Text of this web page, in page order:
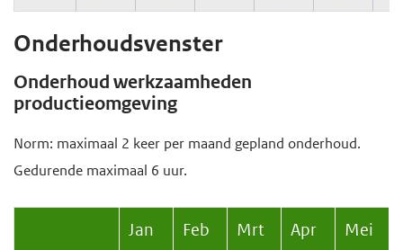
Onderhoudsvenster
Onderhoud werkzaamheden
productieomgeving
Norm: maximaal 2 keer per maand gepland onderhoud.
Gedurende maximaal 6 uur.
Jan Feb Mrt Apr Mei